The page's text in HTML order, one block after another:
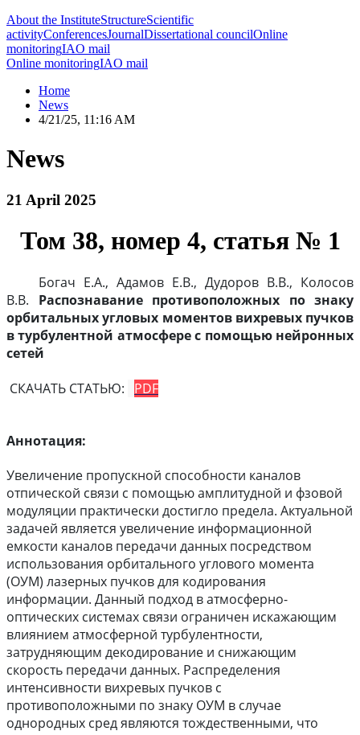
About the InstituteStructureScientific
activityConferencesJournalDissertational councilOnline
monitoringIAO mail
Online monitoringIAO mail
Home
News
4/21/25, 11:16 AM
News
21 April 2025
Том 38, номер 4, статья № 1
Богач Е.А., Адамов Е.В., Дудоров В.В., Колосов
В.В. Распознавание противоположных по знаку
орбитальных угловых моментов вихревых пучков
в турбулентной атмосфере с помощью нейронных
сетей
СКАЧАТЬ СТАТЬЮ:
PDF
Аннотация:
Увеличение пропускной способности каналов
отпической связи с помощью амплитудной и фзовой
модуляции практически достигло предела. Актуальной
задачей является увеличение информационной
емкости каналов передачи данных посредством
использования орбитального углового момента
(ОУМ) лазерных пучков для кодирования
информации. Данный подход в атмосферно-
оптических системах связи ограничен искажающим
влиянием атмосферной турбулентности,
затрудняющим декодирование и снижающим
скорость передачи данных. Распределения
интенсивности вихревых пучков с
противоположными по знаку ОУМ в случае
однородных сред являются тождественными, что